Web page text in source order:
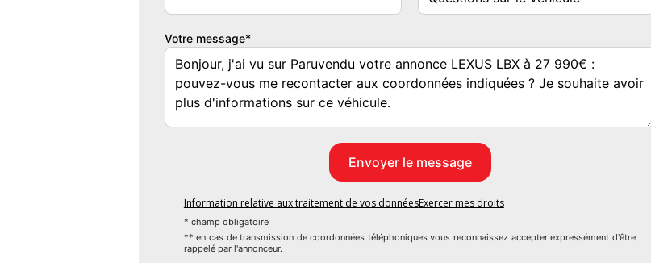
Votre message*
Information relative aux traitement de vos donnéesExercer mes droits
* champ obligatoire
** en cas de transmission de coordonnées téléphoniques vous reconnaissez accepter expressément d'être
rappelé par l'annonceur.